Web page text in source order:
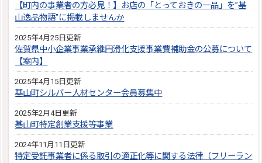
【町内の事業者の方必見！】お店の「とっておきの一品」を”基
山逸品物語”に掲載しませんか
2025年4月25日更新
佐賀県中小企業事業承継円滑化支援事業費補助金の公募について
【案内】
2025年4月15日更新
基山町シルバー人材センター会員募集中
2025年2月4日更新
基山町特定創業支援等事業
2024年11月11日更新
特定受託事業者に係る取引の適正化等に関する法律（フリーラン